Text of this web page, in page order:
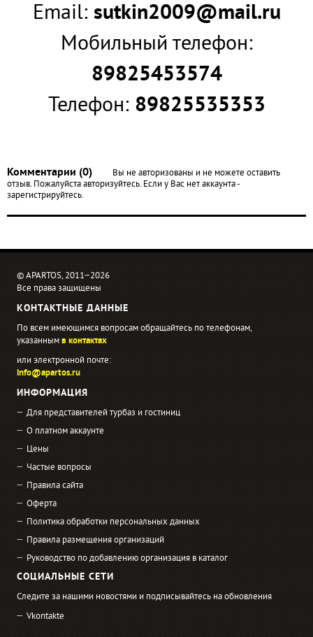
Email:sutkin2009@mail.ru
Мобильный телефон:
89825453574
Телефон:89825535353
Комментарии (0)
Вы не авторизованы и не можете оставить
отзыв. Пожалуйста авторизуйтесь. Если у Вас нет аккаунта -
зарегистрируйтесь.
© APARTOS, 2011−2026
Все права защищены
КОНТАКТНЫЕ ДАННЫЕ
По всем имеющимся вопросам обращайтесь по телефонам,
указаннымв контактах
или электронной почте:
info@apartos.ru
ИНФОРМАЦИЯ
Для представителей турбаз и гостиниц
О платном аккаунте
Цены
Частые вопросы
Правила сайта
Оферта
Политика обработки персональных данных
Правила размещения организаций
Руководство по добавлению организация в каталог
СОЦИАЛЬНЫЕ СЕТИ
Следите за нашими новостями и подписывайтесь на обновления
Vkontakte